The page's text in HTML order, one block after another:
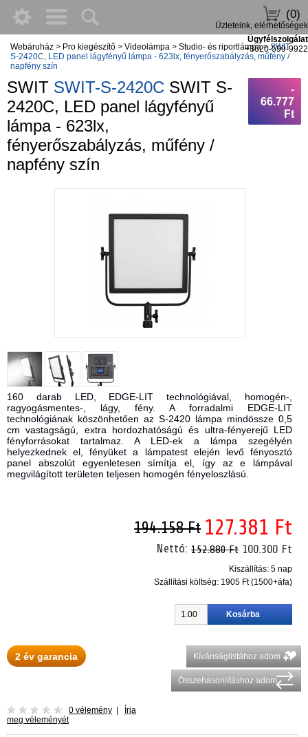
(0)
Üzleteink, elérhetőségek
Ügyfélszolgálat
+3620-599-9922
Webáruház > Pro kiegészítő > Videolámpa > Studio- és riportlámpa>SWIT
S-2420C, LED panel lágyfényű lámpa - 623lx, fényerőszabályzás, műfény /
napfény szín
SWIT SWIT-S-2420C SWIT S-
2420C, LED panel lágyfényű
lámpa - 623lx,
fényerőszabályzás, műfény /
napfény szín
-
66.777
Ft
160 darab LED, EDGE-LIT technológiával, homogén-,
ragyogásmentes-, lágy, fény. A forradalmi EDGE-LIT
technológiának köszönhetően az S-2420 lámpa mindössze 0,5
cm vastagságú, extra hordozhatóságú és ultra-fényerejű LED
fényforrásokat tartalmaz. A LED-ek a lámpa szegélyén
helyezkednek el, fényüket a lámpatest elején levő fényosztó
panel abszolút egyenletesen símítja el, így az e lámpával
megvilágított területen teljesen homogén fényeloszlású.
194.158 Ft 127.381 Ft
Nettó:152.880 Ft 100.300 Ft
Kiszállítás: 5 nap
Szállítási költség: 1905 Ft (1500+áfa)
2 év garancia Kívánságlistához adom
Összehasonlításhoz adom
0 vélemény | Írja
meg véleményét